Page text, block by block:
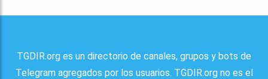
TGDIR.org es un directorio de canales, grupos y bots de
Telegram agregados por los usuarios. TGDIR.org no es el